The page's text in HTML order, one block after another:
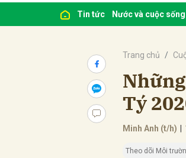
Tin tức Nước và cuộc sống
Trang chủ
Tý
Minh Anh (t/h)
Theo dõi Môi